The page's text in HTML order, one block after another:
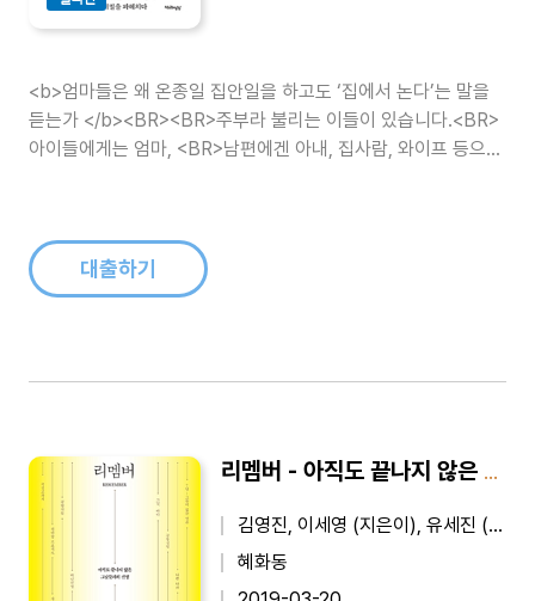
<b>엄마들은 왜 온종일 집안일을 하고도 ‘집에서 논다’는 말을
듣는가 </b><BR><BR>주부라 불리는 이들이 있습니다.<BR>
아이들에게는 엄마, <BR>남편에겐 아내, 집사람, 와이프 등으로
대출하기
리멤버 - 아직도 끝나지 않은 그날들과의 전쟁
김영진, 이세영 (지은이), 유세진 (엮은이)
혜화동